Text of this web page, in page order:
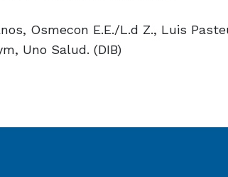
Osmecon E.E./L.d Z., Luis
Uno Salud. (DIB)